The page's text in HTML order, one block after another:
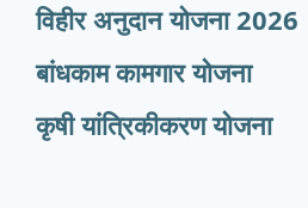
विहीर अनुदान योजना 2026
बांधकाम कामगार योजना
कृषी यांत्रिकीकरण योजना